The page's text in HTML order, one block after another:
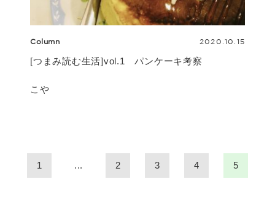
Column 2020.10.15
[つまみ読む生活]vol.1 パンケーキ考察
こや
1 ... 2 3 4 5